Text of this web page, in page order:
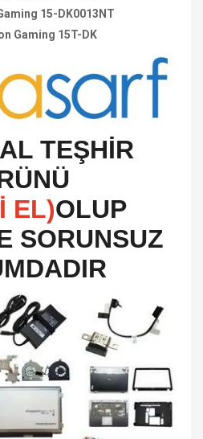
15-DK0013NT
Gaming 15T-DK
TEŞHİR
EL)OLUP
SORUNSUZ